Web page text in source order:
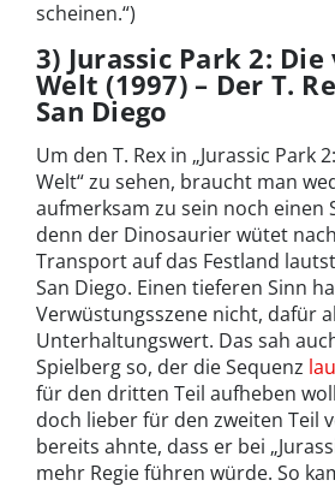
scheinen.“)
3) Jurassic Park 2: Die
Welt (1997) – Der T.
San Diego
Um den T. Rex in „Jurassic Park
Welt“ zu sehen, braucht man
aufmerksam zu sein noch einen
denn der Dinosaurier wütet
Transport auf das Festland
San Diego. Einen tieferen Sinn
Verwüstungsszene nicht, dafür
Unterhaltungswert. Das sah
Spielberg so, der die Sequenz
für den dritten Teil aufheben
doch lieber für den zweiten Teil
bereits ahnte, dass er bei
mehr Regie führen würde. So